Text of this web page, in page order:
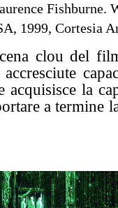
Fishburne.
1999, Cortesia
clou del
la
a termine